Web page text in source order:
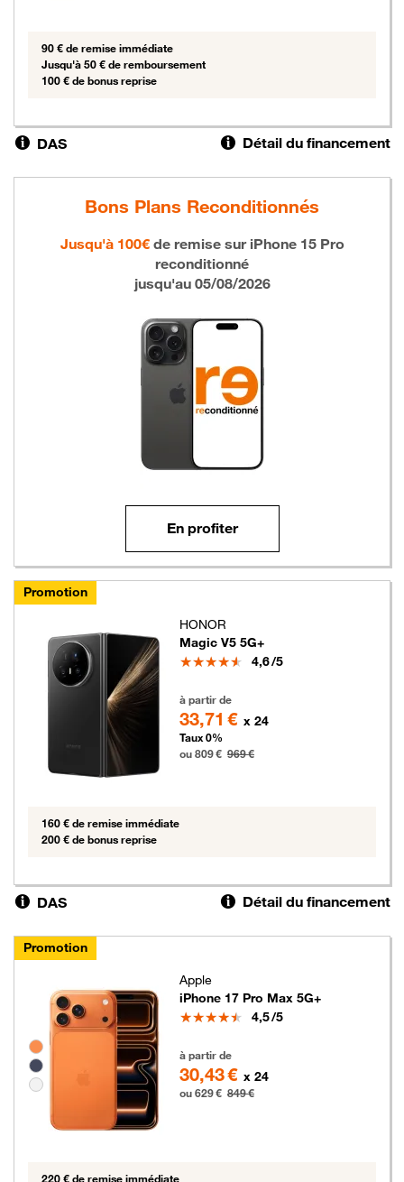
90 € de remise immédiate
Jusqu'à 50 € de remboursement
100 € de bonus reprise
DAS Détail du financement
Bons Plans Reconditionnés
Jusqu'à 100€de remise sur iPhone 15 Pro
reconditionné
jusqu'au 05/08/2026
En profiter
Promotion
HONOR
Magic V5 5G+
Note
4,6/5
à partir de
33,71 € x 24
Taux 0%
ou 809 € 969 €
160 € de remise immédiate
200 € de bonus reprise
DAS Détail du financement
Promotion
Groupe de couleurs disponibles non sélectionnables
Apple
iPhone 17 Pro Max 5G+
Note
4,5/5
à partir de
30,43 € x 24
ou 629 € 849 €
220 € de remise immédiate